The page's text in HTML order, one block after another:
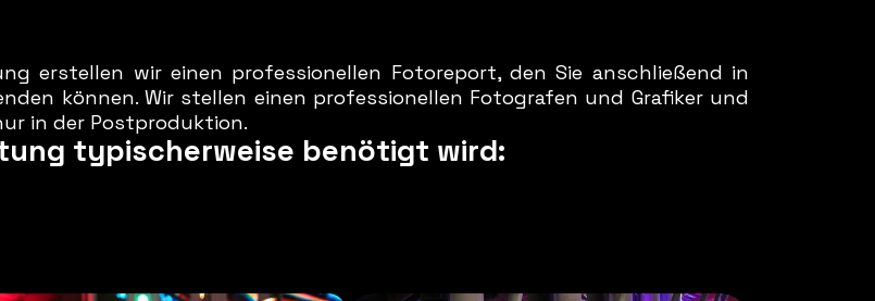
erstellen wir einen professionellen Fotoreport, den Sie anschließend in
können. Wir stellen einen professionellen Fotografen und Grafiker und
in der Postproduktion.
typischerweise benötigt wird: